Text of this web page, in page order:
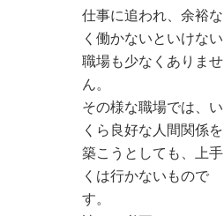
仕事に追われ、余裕な
く働かないといけない
職場も少なくありませ
ん。
その様な職場では、い
くら良好な人間関係を
築こうとしても、上手
くは行かないもので
す。